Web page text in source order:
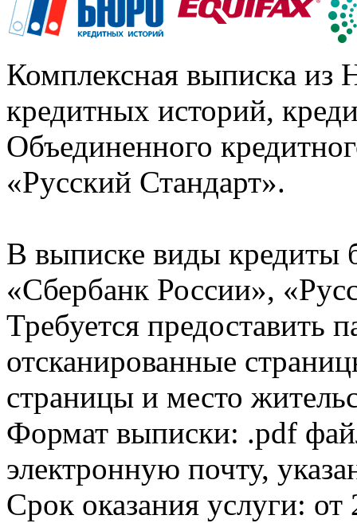
Комплексная выписка из
кредитных историй,
Объединенного
«Русский Стандарт».
В выписке виды кредиты
«Сбербанк России»,
Требуется предоставить
отсканированные
страницы и место
Формат выписки: .pdf
электронную почту,
Срок оказания услуги: от